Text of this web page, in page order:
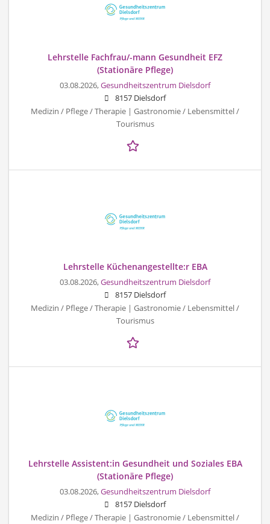
Lehrstelle Fachfrau/-mann Gesundheit EFZ
(Stationäre Pflege)
03.08.2026,Gesundheitszentrum Dielsdorf
8157 Dielsdorf
Medizin / Pflege / Therapie | Gastronomie / Lebensmittel /
Tourismus
Lehrstelle Küchenangestellte:r EBA
03.08.2026,Gesundheitszentrum Dielsdorf
8157 Dielsdorf
Medizin / Pflege / Therapie | Gastronomie / Lebensmittel /
Tourismus
Lehrstelle Assistent:in Gesundheit und Soziales EBA
(Stationäre Pflege)
03.08.2026,Gesundheitszentrum Dielsdorf
8157 Dielsdorf
Medizin / Pflege / Therapie | Gastronomie / Lebensmittel /